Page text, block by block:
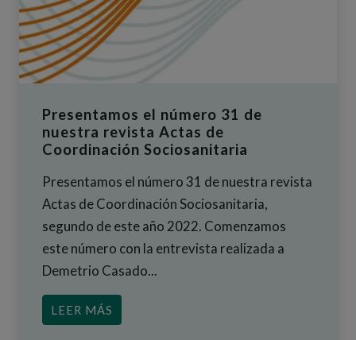
Presentamos el número 31 de
nuestra revista Actas de
Coordinación Sociosanitaria
Presentamos el número 31 de nuestra revista
Actas de Coordinación Sociosanitaria,
segundo de este año 2022. Comenzamos
este número con la entrevista realizada a
Demetrio Casado...
LEER MÁS